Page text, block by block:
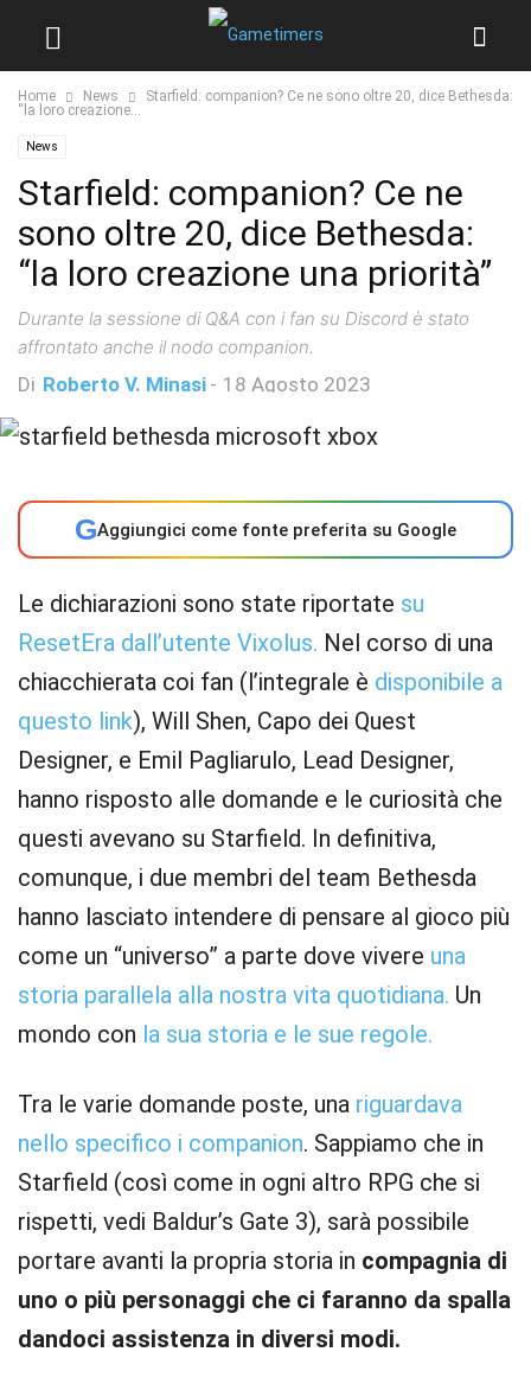
Home News
Starfield: companion? Ce ne sono oltre 20, dice Bethesda:
“la loro creazione...
News
Starfield: companion? Ce ne
sono oltre 20, dice Bethesda:
“la loro creazione una priorità”
Durante la sessione di Q&A con i fan su Discord è stato
affrontato anche il nodo companion.
Di Roberto V. Minasi - 18 Agosto 2023
GAggiungici come fonte preferita su Google
Le dichiarazioni sono state riportate su
ResetEra dall’utente Vixolus. Nel corso di una
chiacchierata coi fan (l’integrale è disponibile a
questo link), Will Shen, Capo dei Quest
Designer, e Emil Pagliarulo, Lead Designer,
hanno risposto alle domande e le curiosità che
questi avevano su Starfield. In definitiva,
comunque, i due membri del team Bethesda
hanno lasciato intendere di pensare al gioco più
come un “universo” a parte dove vivere una
storia parallela alla nostra vita quotidiana. Un
mondo con la sua storia e le sue regole.
Tra le varie domande poste, una riguardava
nello specifico i companion. Sappiamo che in
Starfield (così come in ogni altro RPG che si
rispetti, vedi Baldur’s Gate 3), sarà possibile
portare avanti la propria storia in compagnia di
uno o più personaggi che ci faranno da spalla
dandoci assistenza in diversi modi.